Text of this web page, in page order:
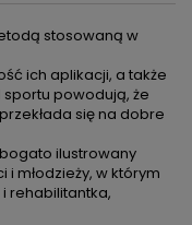
stosowaną w
ich aplikacji, a także
powodują, że
się na dobre
ilustrowany
młodzieży, w którym
rehabilitantka,